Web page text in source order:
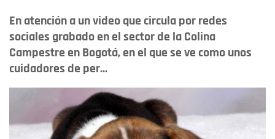
En atención a un video que circula por redes
sociales grabado en el sector de la Colina
Campestre en Bogotá, en el que se ve como unos
cuidadores de per...